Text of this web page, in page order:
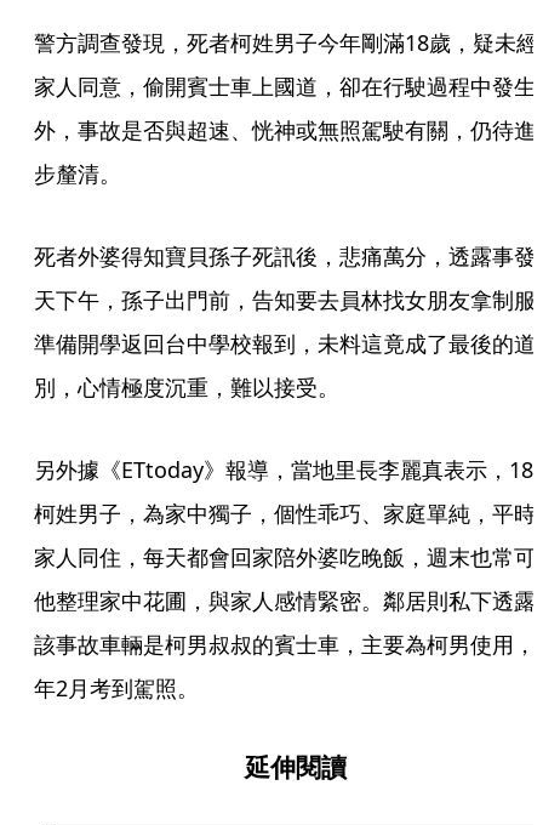
警方調查發現，死者柯姓男子今年剛滿18歲，疑未經
家人同意，偷開賓士車上國道，卻在行駛過程中發生
外，事故是否與超速、恍神或無照駕駛有關，仍待進
步釐清。
死者外婆得知寶貝孫子死訊後，悲痛萬分，透露事發
天下午，孫子出門前，告知要去員林找女朋友拿制服
準備開學返回台中學校報到，未料這竟成了最後的道
別，心情極度沉重，難以接受。
另外據《ETtoday》報導，當地里長李麗真表示，18
柯姓男子，為家中獨子，個性乖巧、家庭單純，平時
家人同住，每天都會回家陪外婆吃晚飯，週末也常可
他整理家中花圃，與家人感情緊密。鄰居則私下透露
該事故車輛是柯男叔叔的賓士車，主要為柯男使用，
年2月考到駕照。
延伸閱讀